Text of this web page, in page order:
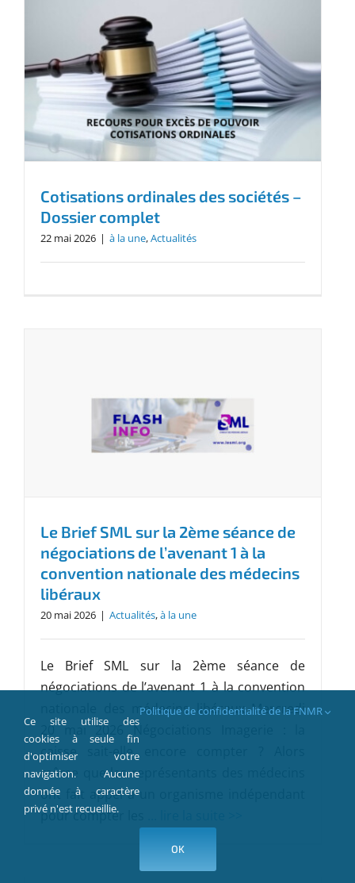
Cotisations ordinales des sociétés –
Dossier complet
22 mai 2026 | à la une,Actualités
Le Brief SML sur la 2ème séance de
négociations de l’avenant 1 à la
convention nationale des médecins
libéraux
20 mai 2026 | Actualités,à la une
Le Brief SML sur la 2ème séance de
négociations de l’avenant 1 à la convention
nationale des médecins libéraux Mercredi
20 mai 2026 Négociations Imagerie : la
caisse sait-elle encore compter ? Alors
même que les représentants des médecins
ont fait appel a un organisme indépendant
pour compter les
Ce site utilise des
cookies à seule fin
d'optimiser votre
navigation. Aucune
donnée à caractère
privé n'est recueillie.
Politique de confidentialité de la FNMR
OK